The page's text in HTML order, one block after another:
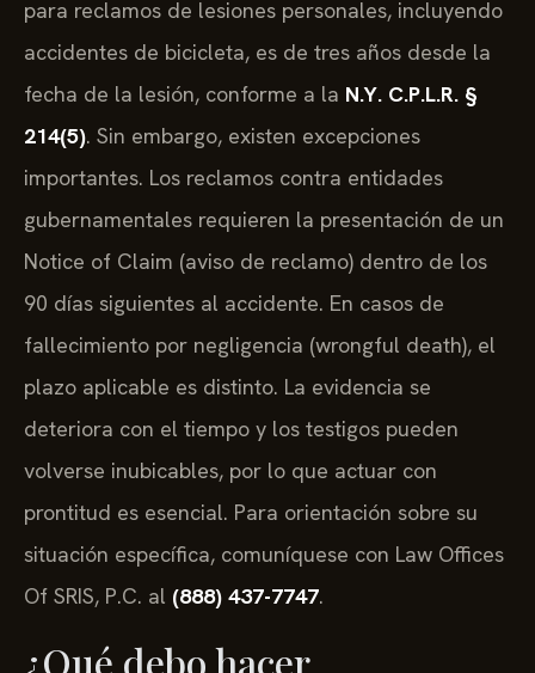
para reclamos de lesiones personales, incluyendo
accidentes de bicicleta, es de tres años desde la
fecha de la lesión, conforme a la N.Y. C.P.L.R. §
214(5). Sin embargo, existen excepciones
importantes. Los reclamos contra entidades
gubernamentales requieren la presentación de un
Notice of Claim (aviso de reclamo) dentro de los
90 días siguientes al accidente. En casos de
fallecimiento por negligencia (wrongful death), el
plazo aplicable es distinto. La evidencia se
deteriora con el tiempo y los testigos pueden
volverse inubicables, por lo que actuar con
prontitud es esencial. Para orientación sobre su
situación específica, comuníquese con Law Offices
Of SRIS, P.C. al (888) 437-7747.
¿Qué debo hacer